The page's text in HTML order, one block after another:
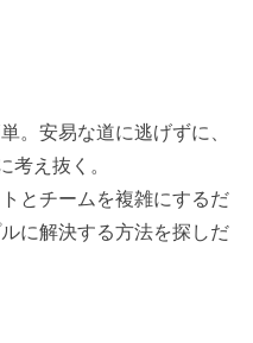
。安易な道に逃げずに、
え抜く。
とチームを複雑にするだ
に解決する方法を探しだ